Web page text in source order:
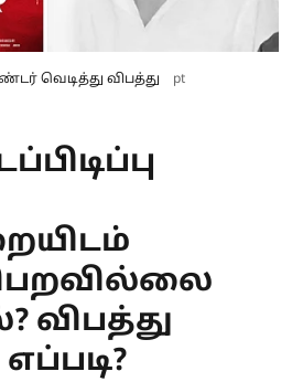
வெடித்து விபத்து pt
விபத்து